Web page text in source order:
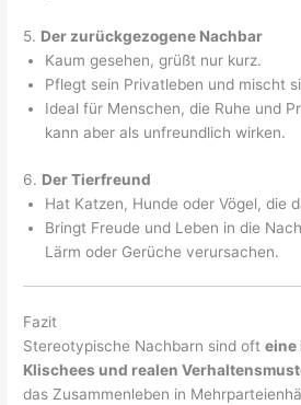
5. Der zurückgezogene Nachbar
Kaum gesehen, grüßt nur kurz.
Pflegt sein Privatleben und mischt
Ideal für Menschen, die Ruhe und
kann aber als unfreundlich wirken.
6. Der Tierfreund
Hat Katzen, Hunde oder Vögel, die
Bringt Freude und Leben in die
Lärm oder Gerüche verursachen.
Fazit
Stereotypische Nachbarn sind ofteine
Klischees und realen
das Zusammenleben in